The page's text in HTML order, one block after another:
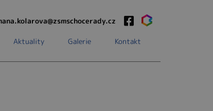
Aktuality Galerie Kontakt